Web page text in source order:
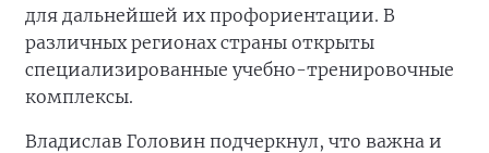
для дальнейшей их профориентации. В
различных регионах страны открыты
специализированные учебно-тренировочные
комплексы.
Владислав Головин подчеркнул, что важна и